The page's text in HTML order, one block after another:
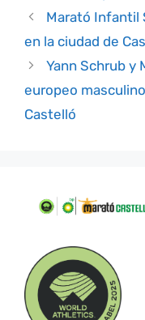
Marató Infantil
en la ciudad de
Yann Schrub y
europeo
Castelló